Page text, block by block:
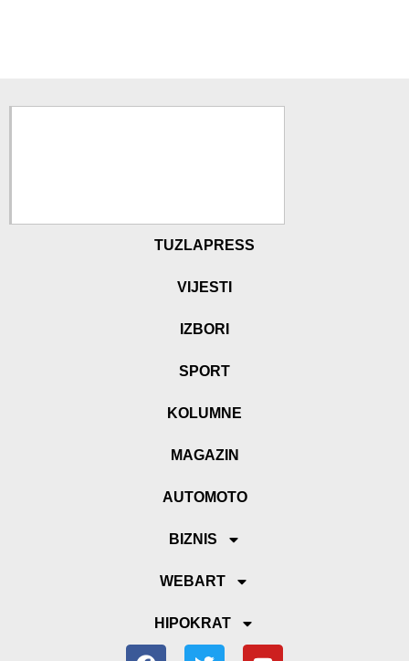
TUZLAPRESS
VIJESTI
IZBORI
SPORT
KOLUMNE
MAGAZIN
AUTOMOTO
BIZNIS
WEBART
HIPOKRAT